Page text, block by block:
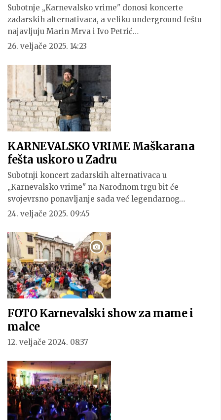
Subotnje „Karnevalsko vrime" donosi koncerte
zadarskih alternativaca, a veliku underground feštu
najavljuju Marin Mrva i Ivo Petrić…
26. veljače 2025. 14:23
KARNEVALSKO VRIME Maškarana
fešta uskoro u Zadru
Subotnji koncert zadarskih alternativaca u
„Karnevalsko vrime" na Narodnom trgu bit će
svojevrsno ponavljanje sada već legendarnog…
24. veljače 2025. 09:45
FOTO Karnevalski show za mame i
malce
12. veljače 2024. 08:37